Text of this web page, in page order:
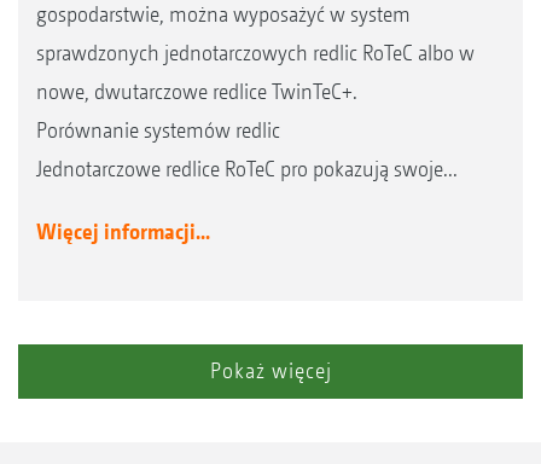
gospodarstwie, można wyposażyć w system
sprawdzonych jednotarczowych redlic RoTeC albo w
nowe, dwutarczowe redlice TwinTeC+.
Porównanie systemów redlic
Jednotarczowe redlice RoTeC pro pokazują swoje...
Więcej informacji...
Pokaż więcej